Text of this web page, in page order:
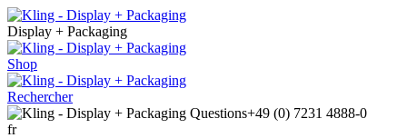
Display + Packaging
Shop
Rechercher
Questions+49 (0) 7231 4888-0
fr